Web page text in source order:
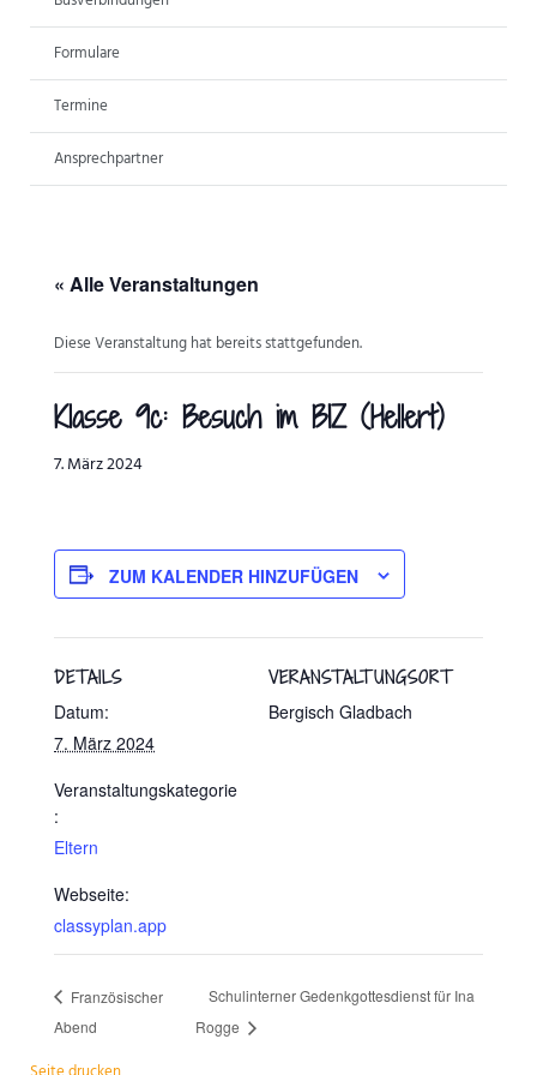
ANSPRECHPARTNER
Formulare
Termine
Ansprechpartner
« Alle Veranstaltungen
Diese Veranstaltung hat bereits stattgefunden.
Klasse 9c: Besuch im BIZ (Hellert)
7. März 2024
ZUM KALENDER HINZUFÜGEN
DETAILS
Datum:
7. März 2024
Veranstaltungskategorie
:
Eltern
Webseite:
classyplan.app
VERANSTALTUNGSORT
Bergisch Gladbach
Französischer
Abend
Schulinterner Gedenkgottesdienst für Ina
Rogge